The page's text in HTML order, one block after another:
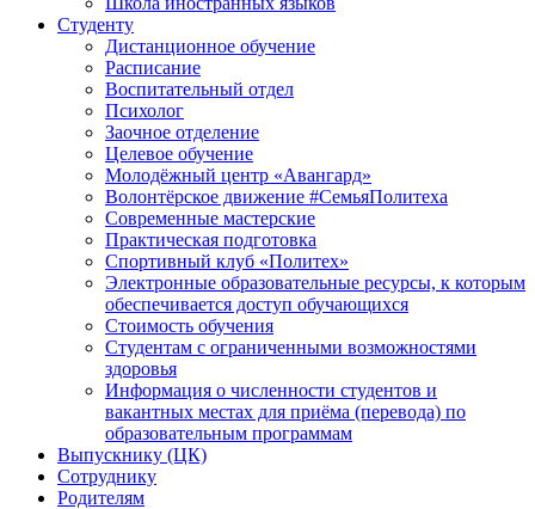
Студенту
Дистанционное обучение
Расписание
Воспитательный отдел
Психолог
Заочное отделение
Целевое обучение
Молодёжный центр «Авангард»
Волонтёрское движение #СемьяПолитеха
Современные мастерские
Практическая подготовка
Спортивный клуб «Политех»
Электронные образовательные ресурсы, к которым
обеспечивается доступ обучающихся
Стоимость обучения
Студентам с ограниченными возможностями
здоровья
Информация о численности студентов и
вакантных местах для приёма (перевода) по
образовательным программам
Выпускнику (ЦК)
Сотруднику
Родителям